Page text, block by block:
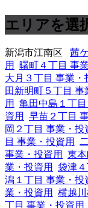
エリアを選
新潟市江南区 茜
用
曙町４丁目 事
大月３丁目 事業・
田新明町５丁目 事
用
亀田中島１丁
資用
早苗２丁目
岡２丁目 事業・投
目 事業・投資用
事業・投資用
東
業・投資用
袋津
潟１丁目 事業・投
業・投資用
横越
丁目 事業・投資用